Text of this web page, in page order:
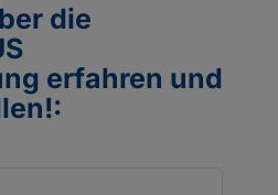
die
erfahren und